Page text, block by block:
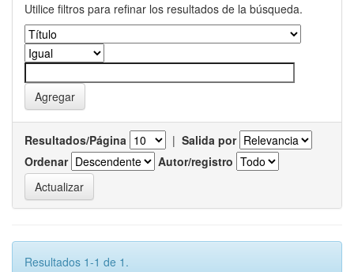
Utilice filtros para refinar los resultados de la búsqueda.
Resultados/Página | Salida por
Ordenar
Autor/registro
Resultados 1-1 de 1.